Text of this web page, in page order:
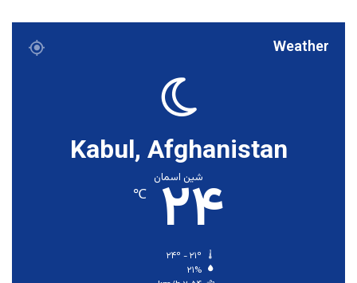
Weather
Kabul, Afghanistan
شین اسمان
۲۴ ℃
۲۱%